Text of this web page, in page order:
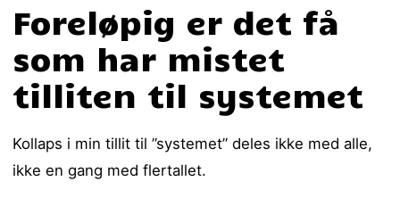
Foreløpig er det få
som har mistet
tilliten til systemet
Kollaps i min tillit til ”systemet” deles ikke med alle,
ikke en gang med flertallet.